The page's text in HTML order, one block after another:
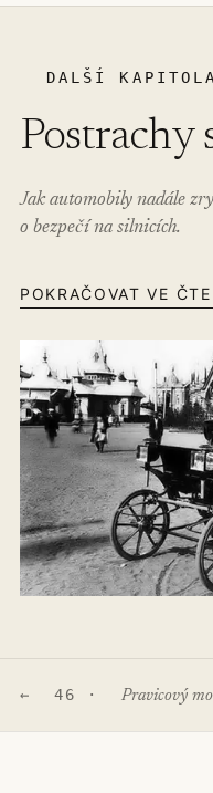
DALŠÍ
Postrachy
Jak automobily nadále
o bezpečí na silnicích.
POKRAČOVAT VE
← 46 · Pravicový